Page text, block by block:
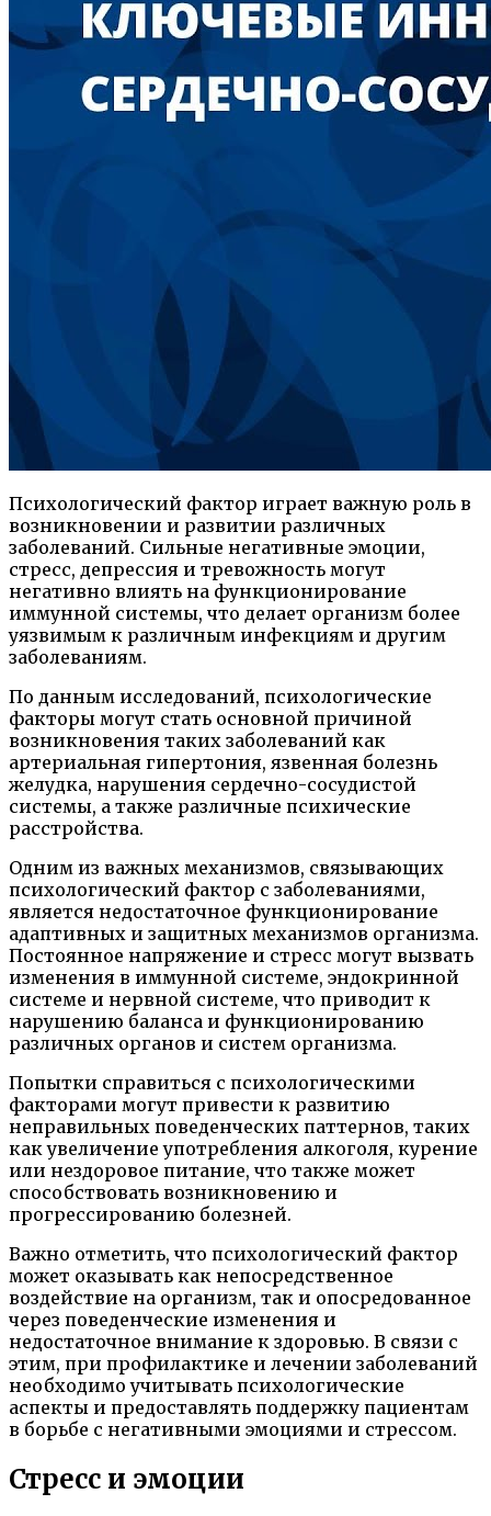
Психологический фактор играет важную роль в
возникновении и развитии различных
заболеваний. Сильные негативные эмоции,
стресс, депрессия и тревожность могут
негативно влиять на функционирование
иммунной системы, что делает организм более
уязвимым к различным инфекциям и другим
заболеваниям.
По данным исследований, психологические
факторы могут стать основной причиной
возникновения таких заболеваний как
артериальная гипертония, язвенная болезнь
желудка, нарушения сердечно-сосудистой
системы, а также различные психические
расстройства.
Одним из важных механизмов, связывающих
психологический фактор с заболеваниями,
является недостаточное функционирование
адаптивных и защитных механизмов организма.
Постоянное напряжение и стресс могут вызвать
изменения в иммунной системе, эндокринной
системе и нервной системе, что приводит к
нарушению баланса и функционированию
различных органов и систем организма.
Попытки справиться с психологическими
факторами могут привести к развитию
неправильных поведенческих паттернов, таких
как увеличение употребления алкоголя, курение
или нездоровое питание, что также может
способствовать возникновению и
прогрессированию болезней.
Важно отметить, что психологический фактор
может оказывать как непосредственное
воздействие на организм, так и опосредованное
через поведенческие изменения и
недостаточное внимание к здоровью. В связи с
этим, при профилактике и лечении заболеваний
необходимо учитывать психологические
аспекты и предоставлять поддержку пациентам
в борьбе с негативными эмоциями и стрессом.
Стресс и эмоции